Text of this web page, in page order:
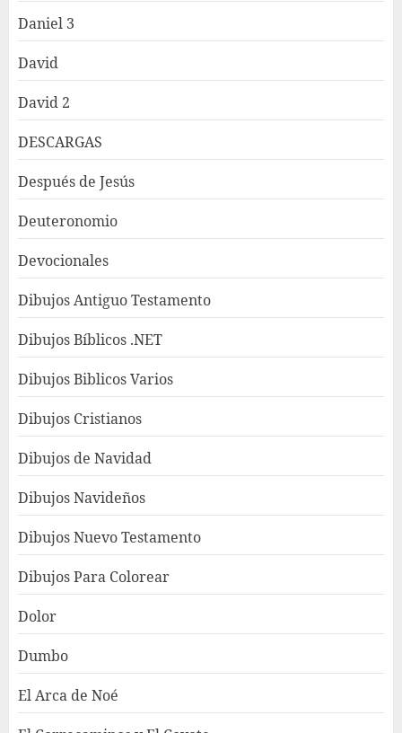
Daniel 3
David
David 2
DESCARGAS
Después de Jesús
Deuteronomio
Devocionales
Dibujos Antiguo Testamento
Dibujos Bíblicos .NET
Dibujos Biblicos Varios
Dibujos Cristianos
Dibujos de Navidad
Dibujos Navideños
Dibujos Nuevo Testamento
Dibujos Para Colorear
Dolor
Dumbo
El Arca de Noé